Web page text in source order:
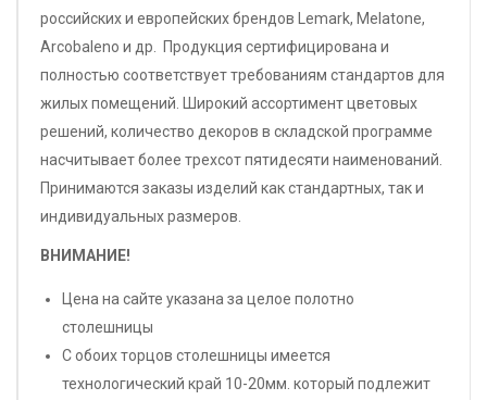
российских и европейских брендов Lemark, Melatone,
Arcobaleno и др. Продукция сертифицирована и
полностью соответствует требованиям стандартов для
жилых помещений. Широкий ассортимент цветовых
решений, количество декоров в складской программе
насчитывает более трехсот пятидесяти наименований.
Принимаются заказы изделий как стандартных, так и
индивидуальных размеров.
ВНИМАНИЕ!
Цена на сайте указана за целое полотно
столешницы
С обоих торцов столешницы имеется
технологический край 10-20мм. который подлежит